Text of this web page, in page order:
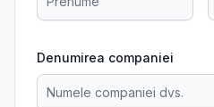
Denumirea companiei